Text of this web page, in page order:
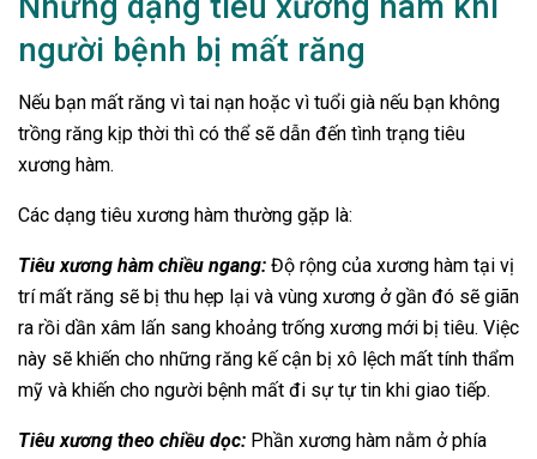
người bệnh bị mất răng
Nếu bạn mất răng vì tai nạn hoặc vì tuổi già nếu bạn không
trồng răng kịp thời thì có thể sẽ dẫn đến tình trạng tiêu
xương hàm.
Các dạng tiêu xương hàm thường gặp là:
Tiêu xương hàm chiều ngang: Độ rộng của xương hàm tại vị
trí mất răng sẽ bị thu hẹp lại và vùng xương ở gần đó sẽ giãn
ra rồi dần xâm lấn sang khoảng trống xương mới bị tiêu. Việc
này sẽ khiến cho những răng kế cận bị xô lệch mất tính thẩm
mỹ và khiến cho người bệnh mất đi sự tự tin khi giao tiếp.
Tiêu xương theo chiều dọc: Phần xương hàm nằm ở phía